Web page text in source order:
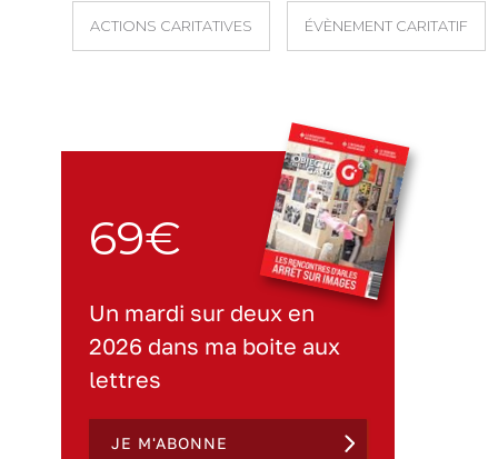
ACTIONS CARITATIVES ÉVÈNEMENT CARITATIF
69€
Un mardi sur deux en
2026 dans ma boite aux
lettres
JE M'ABONNE